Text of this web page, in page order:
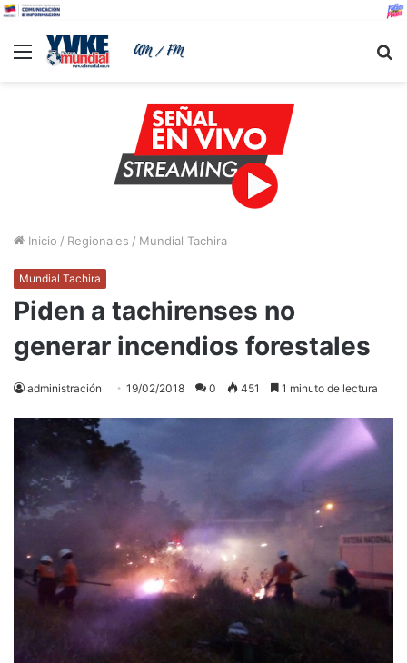
Menu
Inicio / Regionales / Mundial Tachira
Mundial Tachira
Piden a tachirenses no
generar incendios forestales
administración 19/02/2018 0 451 1 minuto de lectura